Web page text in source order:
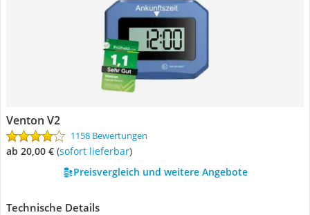
Venton V2
1158 Bewertungen
ab 20,00 € ( Sofort lieferbar)
Preisvergleich und weitere Angebote
Technische Details